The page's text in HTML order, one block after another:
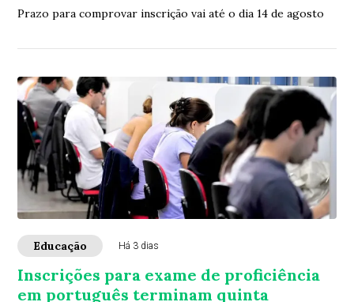
Prazo para comprovar inscrição vai até o dia 14 de agosto
Educação Há 3 dias
Inscrições para exame de proficiência
em português terminam quinta